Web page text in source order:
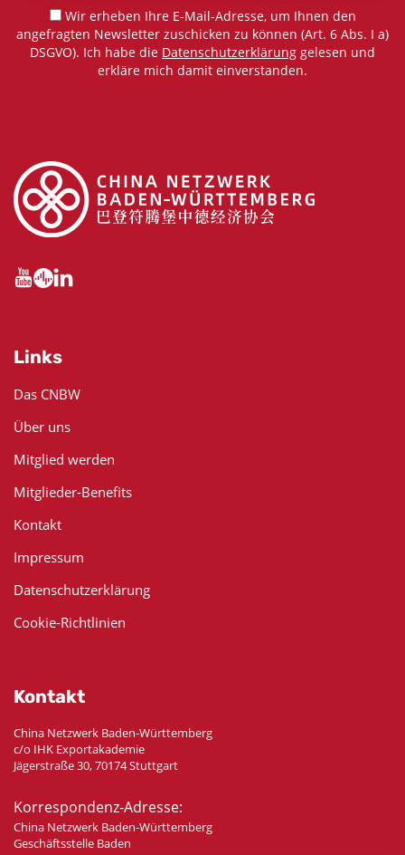
Wir erheben Ihre E-Mail-Adresse, um Ihnen den
angefragten Newsletter zuschicken zu können (Art. 6 Abs. I a)
DSGVO). Ich habe die Datenschutzerklärung gelesen und
erkläre mich damit einverstanden.
Links
Das CNBW
Über uns
Mitglied werden
Mitglieder-Benefits
Kontakt
Impressum
Datenschutzerklärung
Cookie-Richtlinien
Kontakt
China Netzwerk Baden-Württemberg
c/o IHK Exportakademie
Jägerstraße 30, 70174 Stuttgart
Korrespondenz-Adresse:
China Netzwerk Baden-Württemberg
Geschäftsstelle Baden